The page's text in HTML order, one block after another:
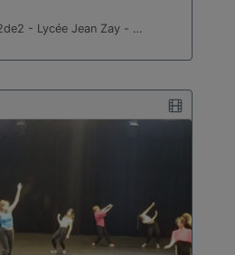
- Lycée Jean Zay - …